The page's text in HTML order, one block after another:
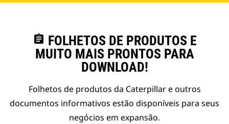
assignment FOLHETOS DE PRODUTOS E
MUITO MAIS PRONTOS PARA
DOWNLOAD!
Folhetos de produtos da Caterpillar e outros
documentos informativos estão disponíveis para seus
negócios em expansão.